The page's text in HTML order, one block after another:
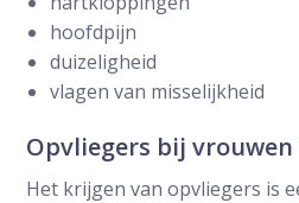
hoofdpijn
duizeligheid
vlagen van misselijkheid
Opvliegers bij
Het krijgen van opvliegers is